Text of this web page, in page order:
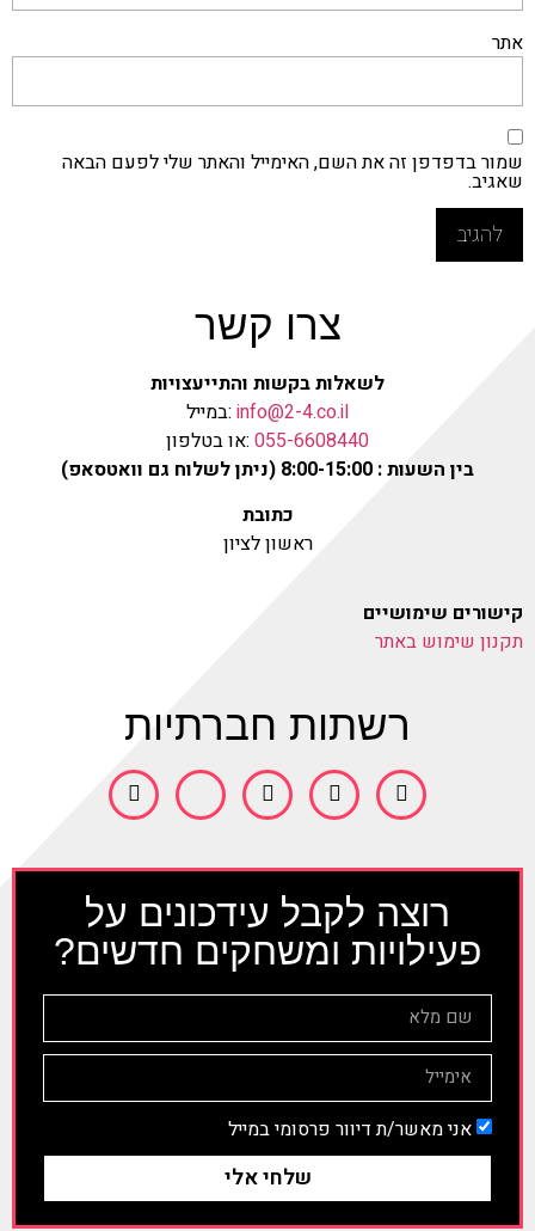
אתר
שמור בדפדפן זה את השם, האימייל והאתר שלי לפעם הבאה
שאגיב.
רוצה לקבל עידכונים על
פעילויות ומשחקים חדשים?
אני מאשר/ת דיוור פרסומי במייל
שלחי אלי
רשתות חברתיות
צרו קשר
לשאלות בקשות והתייעצויות
info@2-4.co.il :במייל
055-6608440 :או בטלפון
בין השעות : 8:00-15:00 (ניתן לשלוח גם וואטסאפ)
כתובת
ראשון לציון
קישורים שימושיים
תקנון שימוש באתר